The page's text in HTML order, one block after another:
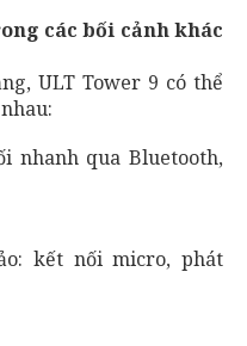
các bối cảnh khác
ULT Tower 9 có thể
nhanh qua Bluetooth,
kết nối micro, phát